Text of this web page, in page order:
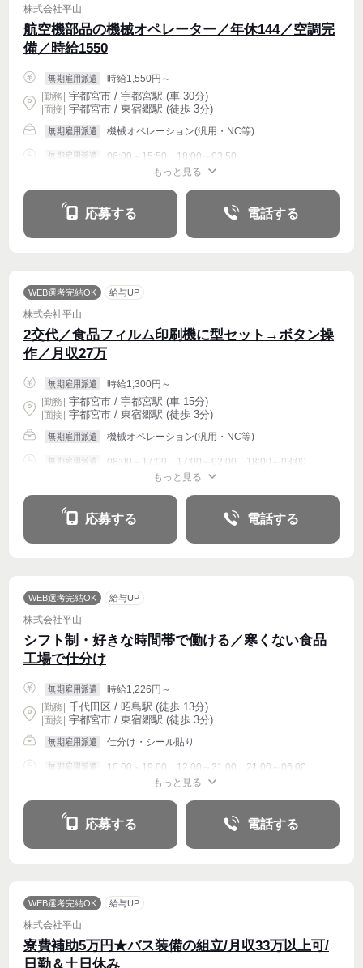
株式会社平山
航空機部品の機械オペレーター／年休144／空調完
備／時給1550
無期雇用派遣
時給1,550円～
|勤務 宇都宮市 / 宇都宮駅 (車 30分)
| 面接 | 宇都宮市 / 東宿郷駅 (徒歩 3分)
無期雇用派遣 機械オペレーション(汎用・NC等)
無期雇用派遣 06:00～15:50、18:00～03:50
もっと見る
応募する 電話する
WEB選考完結OK 給与UP
株式会社平山
2交代／食品フィルム印刷機に型セット→ボタン操
作／月収27万
無期雇用派遣
時給1,300円～
|勤務 宇都宮市 / 宇都宮駅 (車 15分)
| 面接 | 宇都宮市 / 東宿郷駅 (徒歩 3分)
無期雇用派遣 機械オペレーション(汎用・NC等)
無期雇用派遣 08:00～17:00、17:00～02:00、18:00～03:00
もっと見る
応募する 電話する
WEB選考完結OK 給与UP
株式会社平山
シフト制・好きな時間帯で働ける／寒くない食品
工場で仕分け
無期雇用派遣
時給1,226円～
|勤務 千代田区 / 昭島駅 (徒歩 13分)
| 面接 | 宇都宮市 / 東宿郷駅 (徒歩 3分)
無期雇用派遣 仕分け・シール貼り
無期雇用派遣 10:00～19:00、12:00～21:00、21:00～06:00
もっと見る
応募する 電話する
WEB選考完結OK 給与UP
株式会社平山
寮費補助5万円★バス装備の組立/月収33万以上可/
日勤＆土日休み